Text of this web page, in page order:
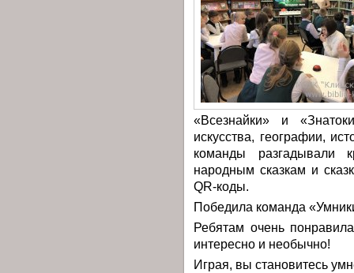
«Всезнайки» и
искусства, географии,
команды разгадывали
народным сказкам и
QR-коды.
Победила команда
Ребятам очень
интересно и необычно!
Играя, вы становитесь